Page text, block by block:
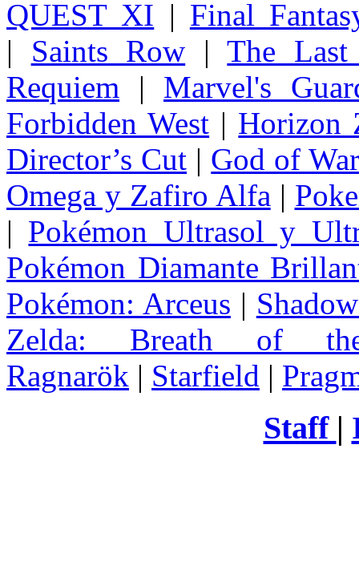
QUEST XI | Final
| Saints Row |The
Requiem | Marvel's
Forbidden West | Horizon
Director’s Cut | God of
Omega y Zafiro Alfa |
| Pokémon Ultrasol y
Pokémon Diamante
Pokémon: Arceus |
Zelda: Breath of
Ragnarök | Starfield |
Staff |